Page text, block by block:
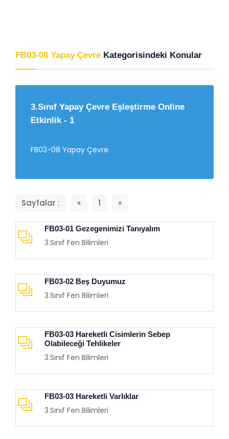
FB03-08 Yapay Çevre Kategorisindeki Konular
3.Sınıf Yapay Çevre Eşleştirme Online
Etkinlik - 1
FB03-08 Yapay Çevre
Sayfalar : « 1 »
FB03-01 Gezegenimizi Tanıyalım
3.Sınıf Fen Bilimleri
FB03-02 Beş Duyumuz
3.Sınıf Fen Bilimleri
FB03-03 Hareketli Cisimlerin Sebep
Olabileceği Tehlikeler
3.Sınıf Fen Bilimleri
FB03-03 Hareketli Varlıklar
3.Sınıf Fen Bilimleri